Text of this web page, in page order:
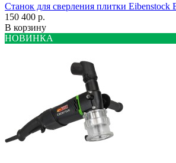
Станок для сверления плитки Eibenstock
150 400 р.
В корзину
НОВИНКА